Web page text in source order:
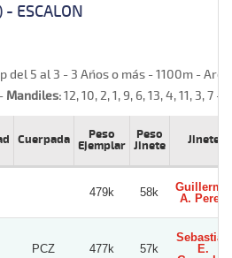
ESCALON
del 5 al 3 - 3 Años o más - 1100m -
Mandiles:12, 10, 2, 1, 9, 6, 13, 4, 11, 3, 7 -
Cuerpada
Peso
Ejemplar
Peso
Jinete
Jinete
479k 58k
Guillermo
A. Perez
PCZ 477k 57k
Sebastian
E.